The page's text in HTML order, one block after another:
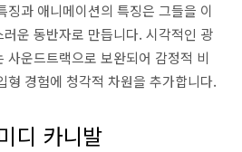
징과 애니메이션의 특징은 그들을 이
운 동반자로 만듭니다. 시각적인 광
사운드트랙으로 보완되어 감정적 비
형 경험에 청각적 차원을 추가합니다.
디 카니발